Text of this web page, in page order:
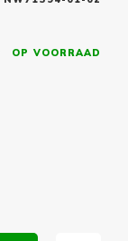
OP VOORRAAD